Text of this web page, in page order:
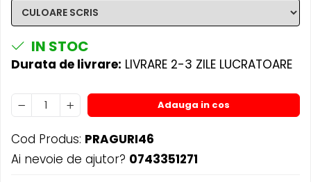
DAF
MERCEDES CAMIOANE
RENAULT CAMIOANE
VOLVO CAMIOANE
4X4/OFF ROAD STICKER
TRICOURI PESCUIT/VANATOARE
IN STOC
Durata de livrare: LIVRARE 2-3 ZILE LUCRATOARE
Adauga in cos
Cod Produs: PRAGURI46
Ai nevoie de ajutor? 0743351271